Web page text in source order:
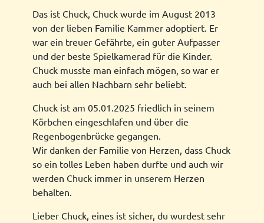
Das ist Chuck, Chuck wurde im August 2013
von der lieben Familie Kammer adoptiert. Er
war ein treuer Gefährte, ein guter Aufpasser
und der beste Spielkamerad für die Kinder.
Chuck musste man einfach mögen, so war er
auch bei allen Nachbarn sehr beliebt.
Chuck ist am 05.01.2025 friedlich in seinem
Körbchen eingeschlafen und über die
Regenbogenbrücke gegangen.
Wir danken der Familie von Herzen, dass Chuck
so ein tolles Leben haben durfte und auch wir
werden Chuck immer in unserem Herzen
behalten.
Lieber Chuck, eines ist sicher, du wurdest sehr